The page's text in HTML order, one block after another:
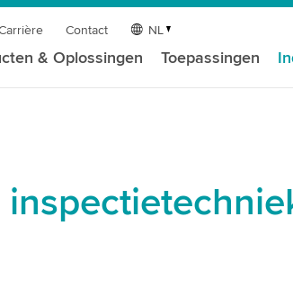
Contact NL
& Oplossingen Toepassingen